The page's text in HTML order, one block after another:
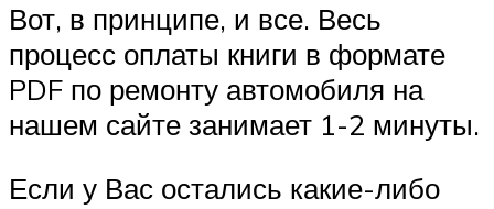
Вот, в принципе, и все. Весь
процесс оплаты книги в формате
PDF по ремонту автомобиля на
нашем сайте занимает 1-2 минуты.
Если у Вас остались какие-либо